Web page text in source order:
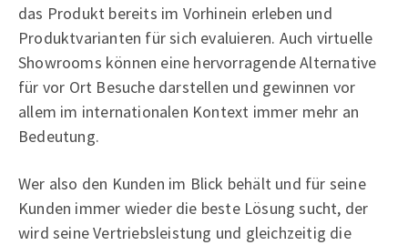
das Produkt bereits im Vorhinein erleben und
Produktvarianten für sich evaluieren. Auch virtuelle
Showrooms können eine hervorragende Alternative
für vor Ort Besuche darstellen und gewinnen vor
allem im internationalen Kontext immer mehr an
Bedeutung.
Wer also den Kunden im Blick behält und für seine
Kunden immer wieder die beste Lösung sucht, der
wird seine Vertriebsleistung und gleichzeitig die